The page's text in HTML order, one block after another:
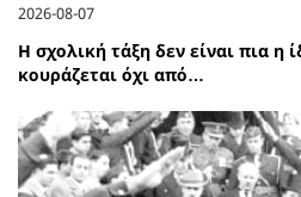
2026-08-07
Η σχολική τάξη δεν είναι πια η
κουράζεται όχι από…